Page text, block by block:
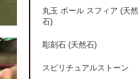
丸玉 ボール スフィア (天然
石)
彫刻石 (天然石)
スピリチュアルストーン